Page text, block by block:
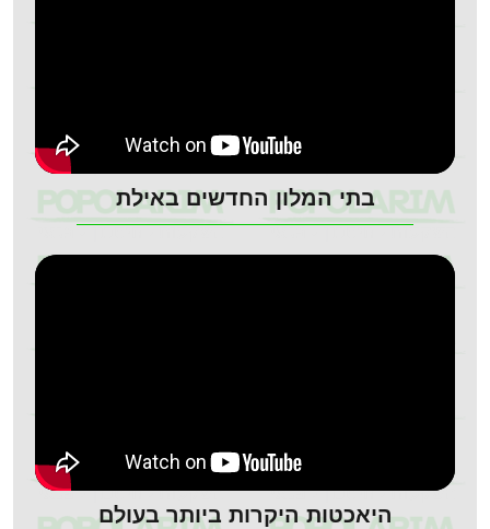
בתי המלון החדשים באילת
היאכטות היקרות ביותר בעולם